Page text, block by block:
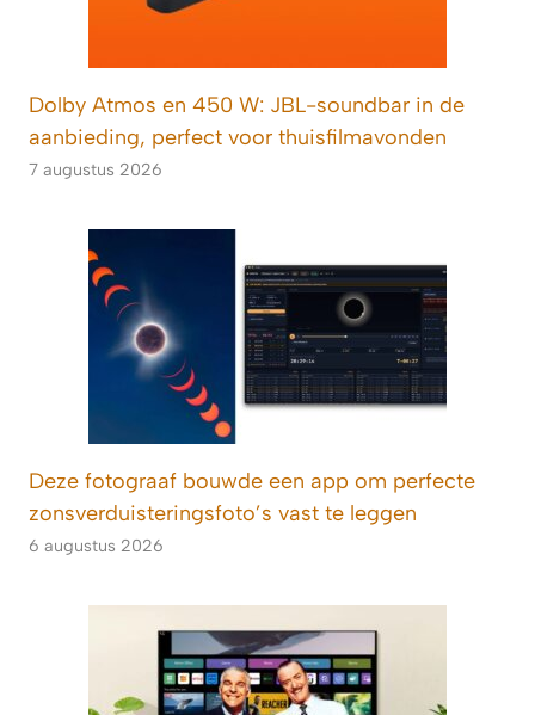
Dolby Atmos en 450 W: JBL-soundbar in de
aanbieding, perfect voor thuisfilmavonden
7 augustus 2026
Deze fotograaf bouwde een app om perfecte
zonsverduisteringsfoto’s vast te leggen
6 augustus 2026